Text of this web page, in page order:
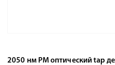
2050 нм PM оптический tap